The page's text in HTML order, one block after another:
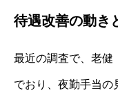
待遇改善の動き
最近の調査で、老健
でおり、夜勤手当の